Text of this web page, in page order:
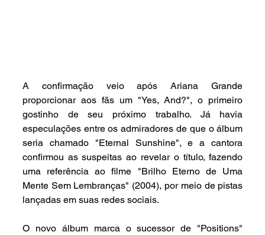
A confirmação veio após Ariana Grande
proporcionar aos fãs um "Yes, And?", o primeiro
gostinho de seu próximo trabalho. Já havia
especulações entre os admiradores de que o álbum
seria chamado "Eternal Sunshine", e a cantora
confirmou as suspeitas ao revelar o título, fazendo
uma referência ao filme "Brilho Eterno de Uma
Mente Sem Lembranças" (2004), por meio de pistas
lançadas em suas redes sociais.
O novo álbum marca o sucessor de "Positions"